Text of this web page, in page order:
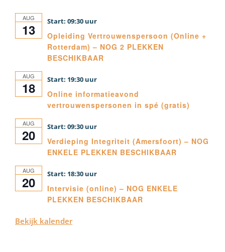
AUG
13 09:30
Opleiding Vertrouwenspersoon (Online +
Rotterdam) – NOG 2 PLEKKEN
BESCHIKBAAR
AUG
18 19:30
Online informatieavond
vertrouwenspersonen in spé (gratis)
AUG
20 09:30
Verdieping Integriteit (Amersfoort) – NOG
ENKELE PLEKKEN BESCHIKBAAR
AUG
20 18:30
Intervisie (online) – NOG ENKELE
PLEKKEN BESCHIKBAAR
Bekijk kalender